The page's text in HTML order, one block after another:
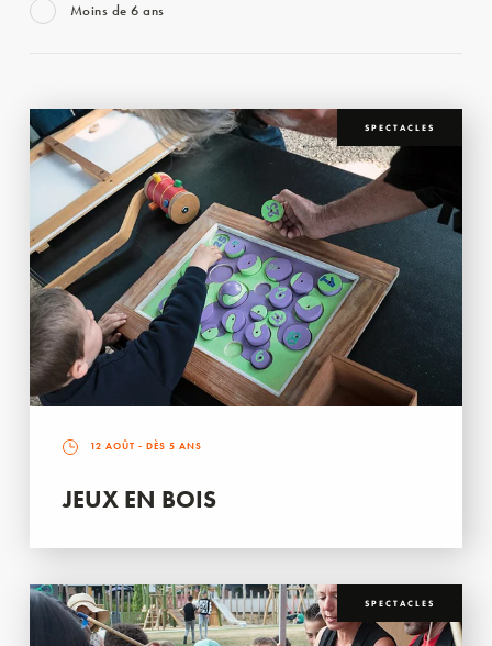
Moins de 6 ans
SPECTACLES
12 AOÛT - DÈS 5 ANS
JEUX EN BOIS
SPECTACLES